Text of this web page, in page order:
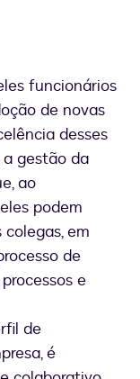
funcionários
de novas
desses
a gestão da
ao
podem
em
de
e
de
é